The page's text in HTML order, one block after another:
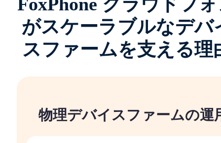
がスケーラブルなデバ
スファームを支える理
物理デバイスファームの運